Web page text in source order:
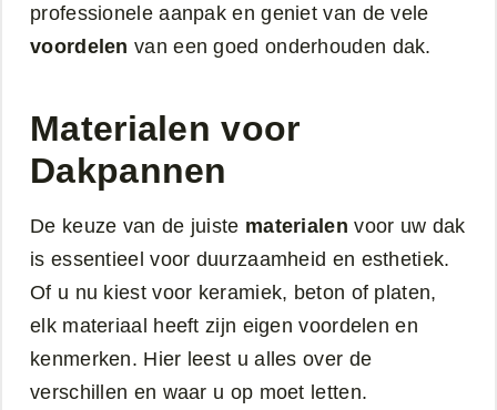
professionele aanpak en geniet van de vele
voordelen van een goed onderhouden dak.
Materialen voor
Dakpannen
De keuze van de juiste materialen voor uw dak
is essentieel voor duurzaamheid en esthetiek.
Of u nu kiest voor keramiek, beton of platen,
elk materiaal heeft zijn eigen voordelen en
kenmerken. Hier leest u alles over de
verschillen en waar u op moet letten.